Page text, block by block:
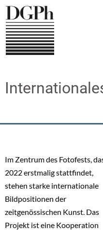
Direkt
zum
Inhalt
Im Zentrum des Fotofests,
2022 erstmalig stattfindet,
stehen starke internationale
Bildpositionen der
zeitgenössischen Kunst. Das
Projekt ist eine Kooperation